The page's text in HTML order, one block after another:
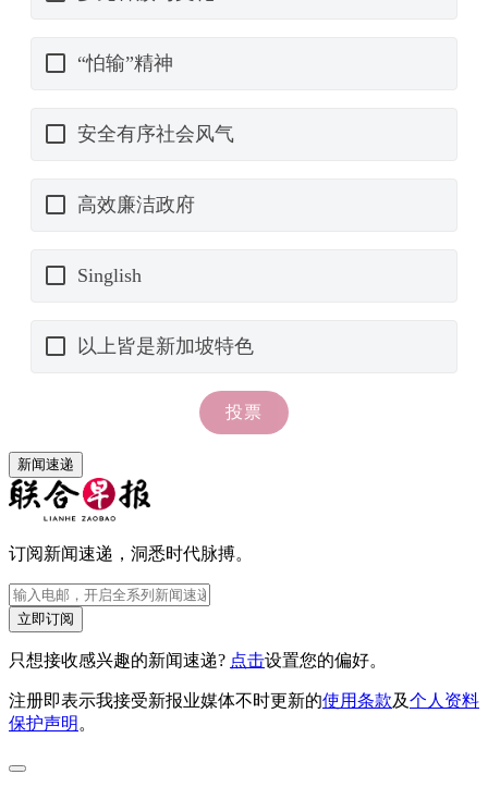
新闻速递
订阅新闻速递，洞悉时代脉搏。
立即订阅
只想接收感兴趣的新闻速递? 点击设置您的偏好。
注册即表示我接受新报业媒体不时更新的使用条款及个人资料
保护声明 。